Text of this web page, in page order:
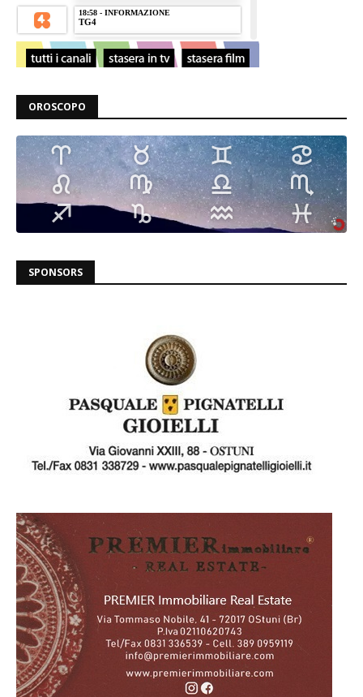
OROSCOPO
SPONSORS